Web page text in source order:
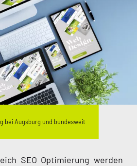
bei Augsburg und bundesweit
SEO Optimierung werden